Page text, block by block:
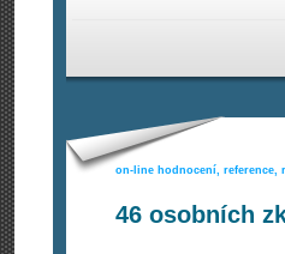
on-line hodnocení, reference,
46 osobních